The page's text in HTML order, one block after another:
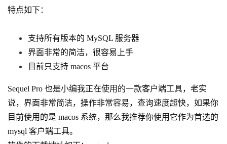
特点如下：
支持所有版本的 MySQL 服务器
界面非常的简洁，很容易上手
目前只支持 macos 平台
Sequel Pro 也是小编我正在使用的一款客户端工具，老实
说，界面非常简洁，操作非常容易，查询速度超快，如果你
目前使用的是 macos 系统，那么我推荐你使用它作为首选的
mysql 客户端工具。